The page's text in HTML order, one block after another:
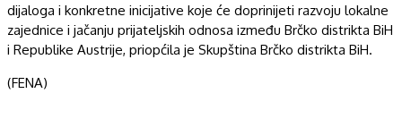
dijaloga i konkretne inicijative koje će doprinijeti razvoju lokalne
zajednice i jačanju prijateljskih odnosa između Brčko distrikta BiH
i Republike Austrije, priopćila je Skupština Brčko distrikta BiH.
(FENA)